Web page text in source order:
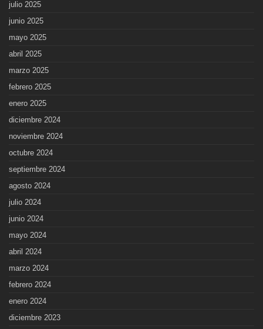
julio 2025
junio 2025
mayo 2025
abril 2025
marzo 2025
febrero 2025
enero 2025
diciembre 2024
noviembre 2024
octubre 2024
septiembre 2024
agosto 2024
julio 2024
junio 2024
mayo 2024
abril 2024
marzo 2024
febrero 2024
enero 2024
diciembre 2023